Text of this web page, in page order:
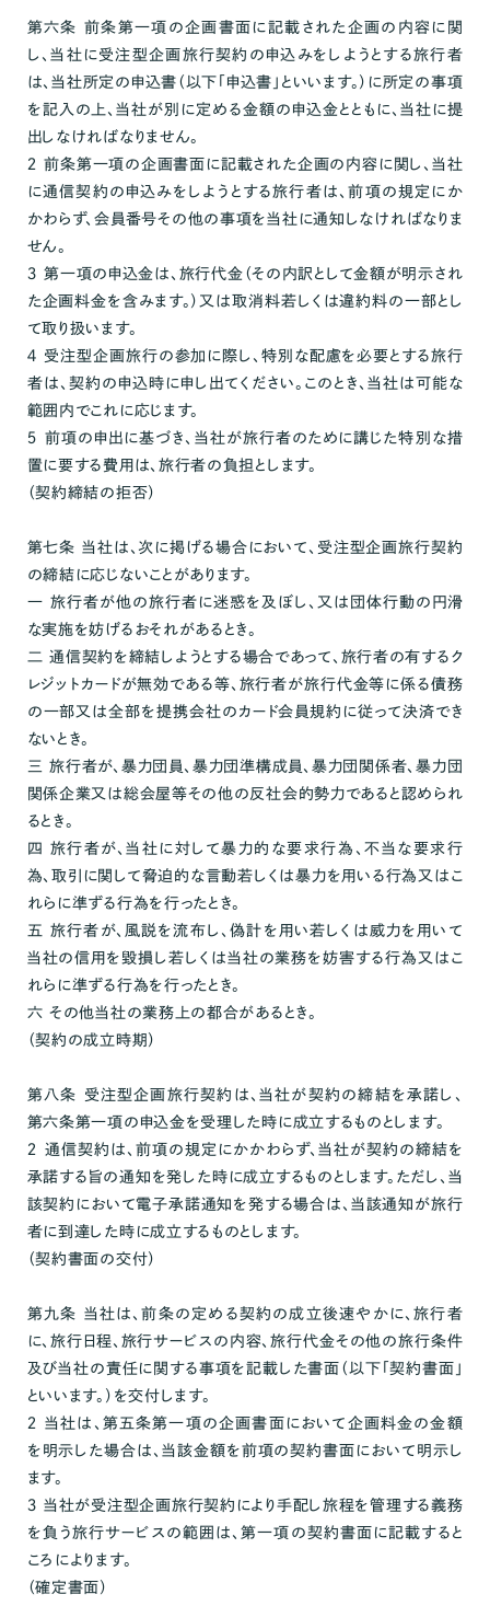
第六条 前条第一項の企画書面に記載された企画の内容に関
し、当社に受注型企画旅行契約の申込みをしようとする旅行者
は、当社所定の申込書（以下「申込書」といいます。）に所定の事項
を記入の上、当社が別に定める金額の申込金とともに、当社に提
出しなければなりません。
２ 前条第一項の企画書面に記載された企画の内容に関し、当社
に通信契約の申込みをしようとする旅行者は、前項の規定にか
かわらず、会員番号その他の事項を当社に通知しなければなりま
せん。
３ 第一項の申込金は、旅行代金（その内訳として金額が明示され
た企画料金を含みます。）又は取消料若しくは違約料の一部とし
て取り扱います。
４ 受注型企画旅行の参加に際し、特別な配慮を必要とする旅行
者は、契約の申込時に申し出てください。このとき、当社は可能な
範囲内でこれに応じます。
５ 前項の申出に基づき、当社が旅行者のために講じた特別な措
置に要する費用は、旅行者の負担とします。
（契約締結の拒否）
第七条 当社は、次に掲げる場合において、受注型企画旅行契約
の締結に応じないことがあります。
一 旅行者が他の旅行者に迷惑を及ぼし、又は団体行動の円滑
な実施を妨げるおそれがあるとき。
二 通信契約を締結しようとする場合であって、旅行者の有するク
レジットカードが無効である等、旅行者が旅行代金等に係る債務
の一部又は全部を提携会社のカード会員規約に従って決済でき
ないとき。
三 旅行者が、暴力団員、暴力団準構成員、暴力団関係者、暴力団
関係企業又は総会屋等その他の反社会的勢力であると認められ
るとき。
四 旅行者が、当社に対して暴力的な要求行為、不当な要求行
為、取引に関して脅迫的な言動若しくは暴力を用いる行為又はこ
れらに準ずる行為を行ったとき。
五 旅行者が、風説を流布し、偽計を用い若しくは威力を用いて
当社の信用を毀損し若しくは当社の業務を妨害する行為又はこ
れらに準ずる行為を行ったとき。
六 その他当社の業務上の都合があるとき。
（契約の成立時期）
第八条 受注型企画旅行契約は、当社が契約の締結を承諾し、
第六条第一項の申込金を受理した時に成立するものとします。
２ 通信契約は、前項の規定にかかわらず、当社が契約の締結を
承諾する旨の通知を発した時に成立するものとします。ただし、当
該契約において電子承諾通知を発する場合は、当該通知が旅行
者に到達した時に成立するものとします。
（契約書面の交付）
第九条 当社は、前条の定める契約の成立後速やかに、旅行者
に、旅行日程、旅行サービスの内容、旅行代金その他の旅行条件
及び当社の責任に関する事項を記載した書面（以下「契約書面」
といいます。）を交付します。
２ 当社は、第五条第一項の企画書面において企画料金の金額
を明示した場合は、当該金額を前項の契約書面において明示し
ます。
３ 当社が受注型企画旅行契約により手配し旅程を管理する義務
を負う旅行サービスの範囲は、第一項の契約書面に記載すると
ころによります。
（確定書面）